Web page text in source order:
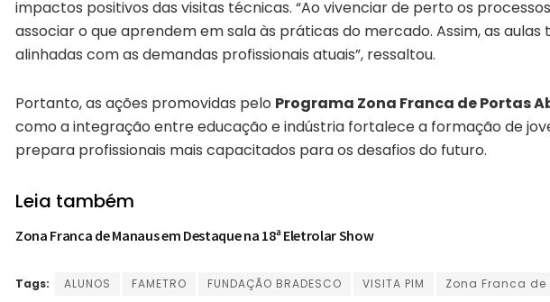
impactos positivos das visitas técnicas. “Ao vivenciar de perto os
associar o que aprendem em sala às práticas do mercado. Assim, as
alinhadas com as demandas profissionais atuais”, ressaltou.
Portanto, as ações promovidas pelo Programa Zona Franca de Portas
como a integração entre educação e indústria fortalece a formação de
prepara profissionais mais capacitados para os desafios do futuro.
Leia também
Zona Franca de Manaus em Destaque na 18ª Eletrolar Show
Tags: ALUNOS FAMETRO FUNDAÇÃO BRADESCO VISITA PIM Zona Franca de